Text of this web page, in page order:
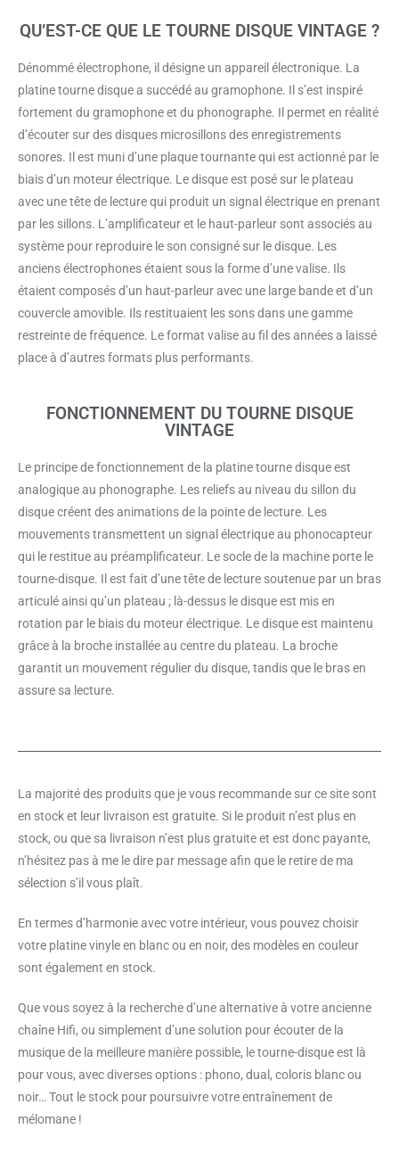
QU’EST-CE QUE LE TOURNE DISQUE VINTAGE ?
Dénommé électrophone, il désigne un appareil électronique. La
platine tourne disque a succédé au gramophone. Il s’est inspiré
fortement du gramophone et du phonographe. Il permet en réalité
d’écouter sur des disques microsillons des enregistrements
sonores. Il est muni d’une plaque tournante qui est actionné par le
biais d’un moteur électrique. Le disque est posé sur le plateau
avec une tête de lecture qui produit un signal électrique en prenant
par les sillons. L’amplificateur et le haut-parleur sont associés au
système pour reproduire le son consigné sur le disque. Les
anciens électrophones étaient sous la forme d’une valise. Ils
étaient composés d’un haut-parleur avec une large bande et d’un
couvercle amovible. Ils restituaient les sons dans une gamme
restreinte de fréquence. Le format valise au fil des années a laissé
place à d’autres formats plus performants.
FONCTIONNEMENT DU TOURNE DISQUE
VINTAGE
Le principe de fonctionnement de la platine tourne disque est
analogique au phonographe. Les reliefs au niveau du sillon du
disque créent des animations de la pointe de lecture. Les
mouvements transmettent un signal électrique au phonocapteur
qui le restitue au préamplificateur. Le socle de la machine porte le
tourne-disque. Il est fait d’une tête de lecture soutenue par un bras
articulé ainsi qu’un plateau ; là-dessus le disque est mis en
rotation par le biais du moteur électrique. Le disque est maintenu
grâce à la broche installée au centre du plateau. La broche
garantit un mouvement régulier du disque, tandis que le bras en
assure sa lecture.
La majorité des produits que je vous recommande sur ce site sont
en stock et leur livraison est gratuite. Si le produit n’est plus en
stock, ou que sa livraison n’est plus gratuite et est donc payante,
n’hésitez pas à me le dire par message afin que le retire de ma
sélection s’il vous plaît.
En termes d’harmonie avec votre intérieur, vous pouvez choisir
votre platine vinyle en blanc ou en noir, des modèles en couleur
sont également en stock.
Que vous soyez à la recherche d’une alternative à votre ancienne
chaîne Hifi, ou simplement d’une solution pour écouter de la
musique de la meilleure manière possible, le tourne-disque est là
pour vous, avec diverses options : phono, dual, coloris blanc ou
noir… Tout le stock pour poursuivre votre entraînement de
mélomane !